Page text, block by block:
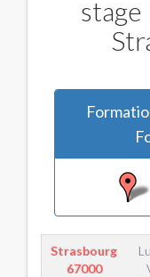
stage
Strasbourg
67000